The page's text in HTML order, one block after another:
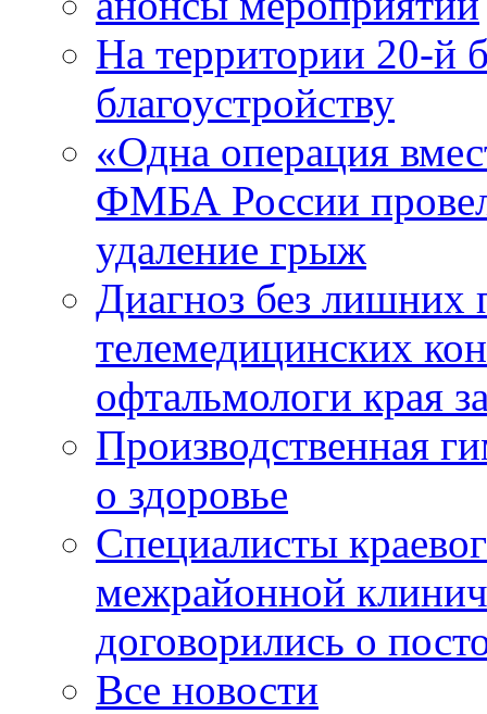
На территории 20-й
благоустройству
«Одна операция
ФМБА России
удаление грыж
Диагноз без лишних
телемедицинских
офтальмологи края
Производственная
о здоровье
Специалисты
межрайонной
договорились о
Все новости